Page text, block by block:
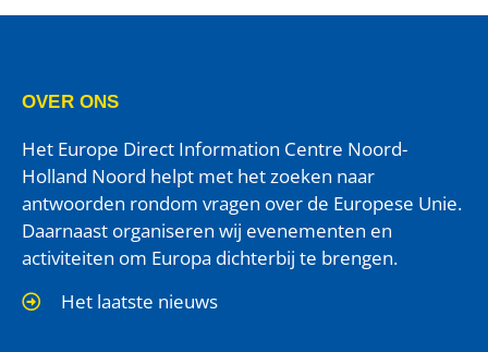
OVER ONS
Het Europe Direct Information Centre Noord-
Holland Noord helpt met het zoeken naar
antwoorden rondom vragen over de Europese Unie.
Daarnaast organiseren wij evenementen en
activiteiten om Europa dichterbij te brengen.
Het laatste nieuws